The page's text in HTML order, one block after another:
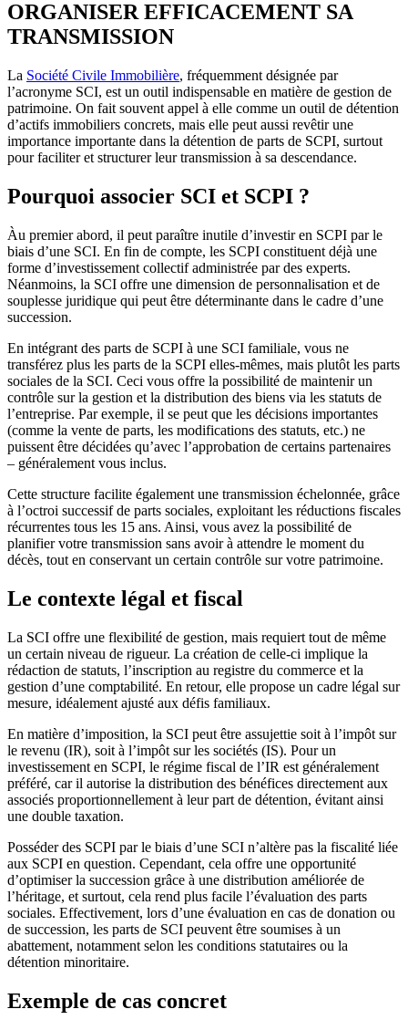
ORGANISER EFFICACEMENT SA
TRANSMISSION
La Société Civile Immobilière, fréquemment désignée par
l’acronyme SCI, est un outil indispensable en matière de gestion de
patrimoine. On fait souvent appel à elle comme un outil de détention
d’actifs immobiliers concrets, mais elle peut aussi revêtir une
importance importante dans la détention de parts de SCPI, surtout
pour faciliter et structurer leur transmission à sa descendance.
Pourquoi associer SCI et SCPI ?
Àu premier abord, il peut paraître inutile d’investir en SCPI par le
biais d’une SCI. En fin de compte, les SCPI constituent déjà une
forme d’investissement collectif administrée par des experts.
Néanmoins, la SCI offre une dimension de personnalisation et de
souplesse juridique qui peut être déterminante dans le cadre d’une
succession.
En intégrant des parts de SCPI à une SCI familiale, vous ne
transférez plus les parts de la SCPI elles-mêmes, mais plutôt les parts
sociales de la SCI. Ceci vous offre la possibilité de maintenir un
contrôle sur la gestion et la distribution des biens via les statuts de
l’entreprise. Par exemple, il se peut que les décisions importantes
(comme la vente de parts, les modifications des statuts, etc.) ne
puissent être décidées qu’avec l’approbation de certains partenaires
– généralement vous inclus.
Cette structure facilite également une transmission échelonnée, grâce
à l’octroi successif de parts sociales, exploitant les réductions fiscales
récurrentes tous les 15 ans. Ainsi, vous avez la possibilité de
planifier votre transmission sans avoir à attendre le moment du
décès, tout en conservant un certain contrôle sur votre patrimoine.
Le contexte légal et fiscal
La SCI offre une flexibilité de gestion, mais requiert tout de même
un certain niveau de rigueur. La création de celle-ci implique la
rédaction de statuts, l’inscription au registre du commerce et la
gestion d’une comptabilité. En retour, elle propose un cadre légal sur
mesure, idéalement ajusté aux défis familiaux.
En matière d’imposition, la SCI peut être assujettie soit à l’impôt sur
le revenu (IR), soit à l’impôt sur les sociétés (IS). Pour un
investissement en SCPI, le régime fiscal de l’IR est généralement
préféré, car il autorise la distribution des bénéfices directement aux
associés proportionnellement à leur part de détention, évitant ainsi
une double taxation.
Posséder des SCPI par le biais d’une SCI n’altère pas la fiscalité liée
aux SCPI en question. Cependant, cela offre une opportunité
d’optimiser la succession grâce à une distribution améliorée de
l’héritage, et surtout, cela rend plus facile l’évaluation des parts
sociales. Effectivement, lors d’une évaluation en cas de donation ou
de succession, les parts de SCI peuvent être soumises à un
abattement, notamment selon les conditions statutaires ou la
détention minoritaire.
Exemple de cas concret